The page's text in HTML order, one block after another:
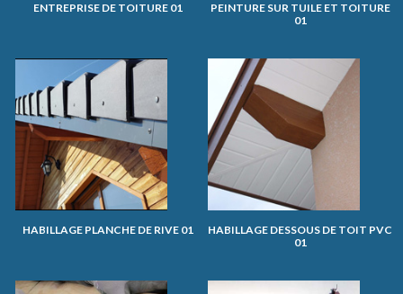
ENTREPRISE DE TOITURE 01
PEINTURE SUR TUILE ET TOITURE
01
HABILLAGE PLANCHE DE RIVE 01
HABILLAGE DESSOUS DE TOIT PVC
01